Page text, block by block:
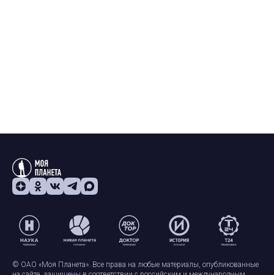
© ОАО «Моя Планета». Все права на любые материалы, опубликованные